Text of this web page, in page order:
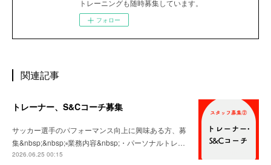
トレーニングも随時募集しています。
フォロー
関連記事
トレーナー、S&Cコーチ募集
サッカー選手のパフォーマンス向上に興味ある方、募
集&nbsp;&nbsp;▫️業務内容&nbsp;・パーソナルトレ…
2026.06.25 00:15